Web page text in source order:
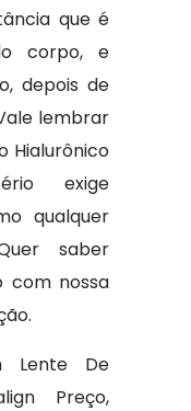
que é
corpo, e
depois de
lembrar
Hialurônico
exige
qualquer
saber
com nossa
Lente De
Preço,